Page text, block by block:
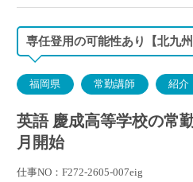
専任登用の可能性あり【北九州
福岡県 常勤講師 紹介
英語 慶成高等学校の常
月開始
仕事NO：F272-2605-007eig